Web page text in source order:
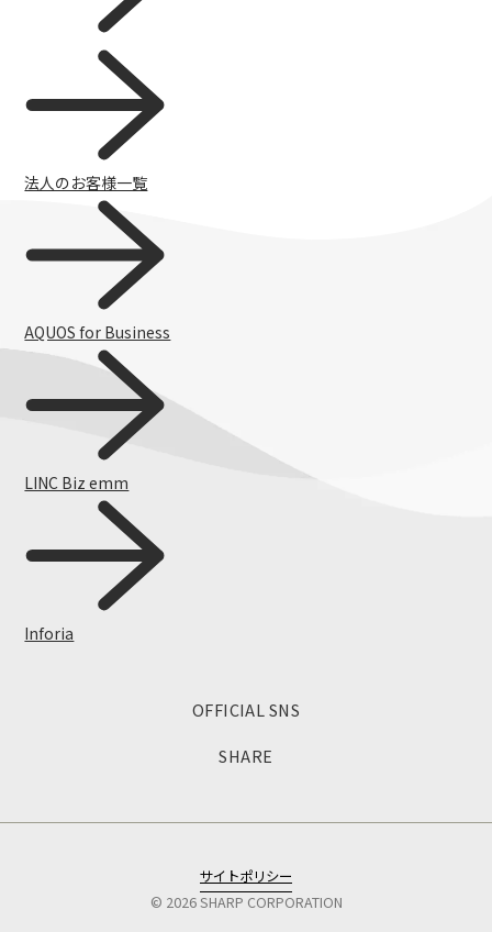
OFFICIAL SNS
SHARE
法人のお客様一覧
AQUOS for Business
LINC Biz emm
Inforia
サイトポリシー
© 2026SHARP CORPORATION